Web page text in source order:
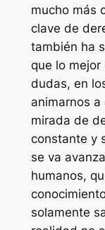
mucho más
clave de
también ha
que lo mejor
dudas, en
animarnos
mirada de
constante y
se va
humanos,
solamente